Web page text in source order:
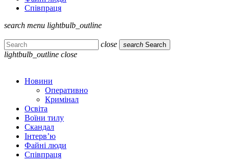
Співпраця
search menu lightbulb_outline
close search Search
lightbulb_outline close
Новини
Оперативно
Кримінал
Освіта
Воїни тилу
Скандал
Інтерв’ю
Файні люди
Співпраця